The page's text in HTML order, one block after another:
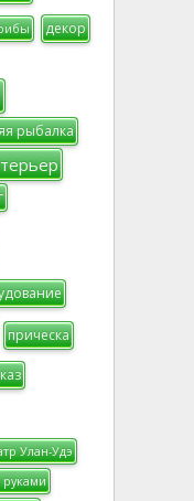
декор
рыбалка
прическа
Улан-Удэ